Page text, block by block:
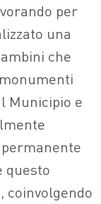
per
una
che
Municipio e
questo
coinvolgendo